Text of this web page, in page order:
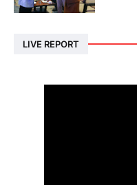
LIVE REPORT